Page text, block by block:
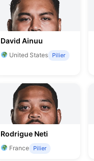
David Ainuu
United States Pilier
Rodrigue Neti
France Pilier